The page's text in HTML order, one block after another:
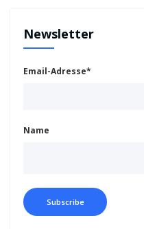
Newsletter
Email-Adresse*
Name